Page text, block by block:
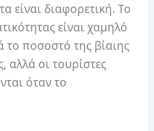
είναι διαφορετική.Το
είναι χαμηλό
το ποσοστό της βίαιης
αλλά οι τουρίστες
όταν το